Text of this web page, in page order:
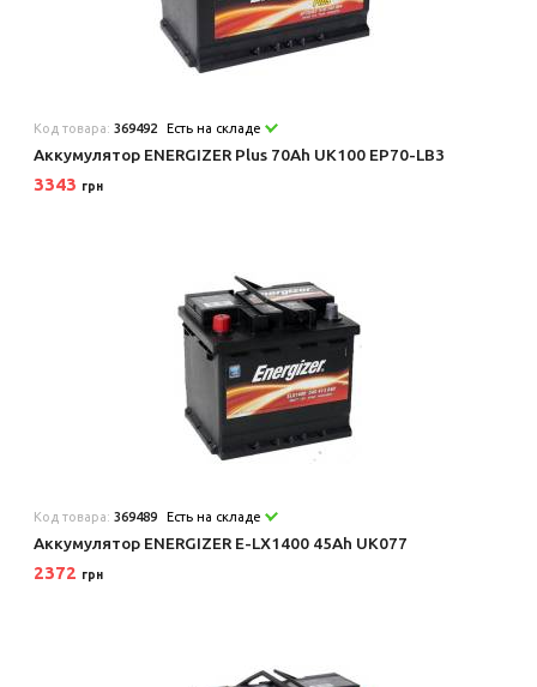
Код товара:369492 Есть на складе
Аккумулятор ENERGIZER Plus 70Ah UK100 EP70-LB3
3343 грн
Код товара:369489 Есть на складе
Аккумулятор ENERGIZER E-LX1400 45Ah UK077
2372 грн